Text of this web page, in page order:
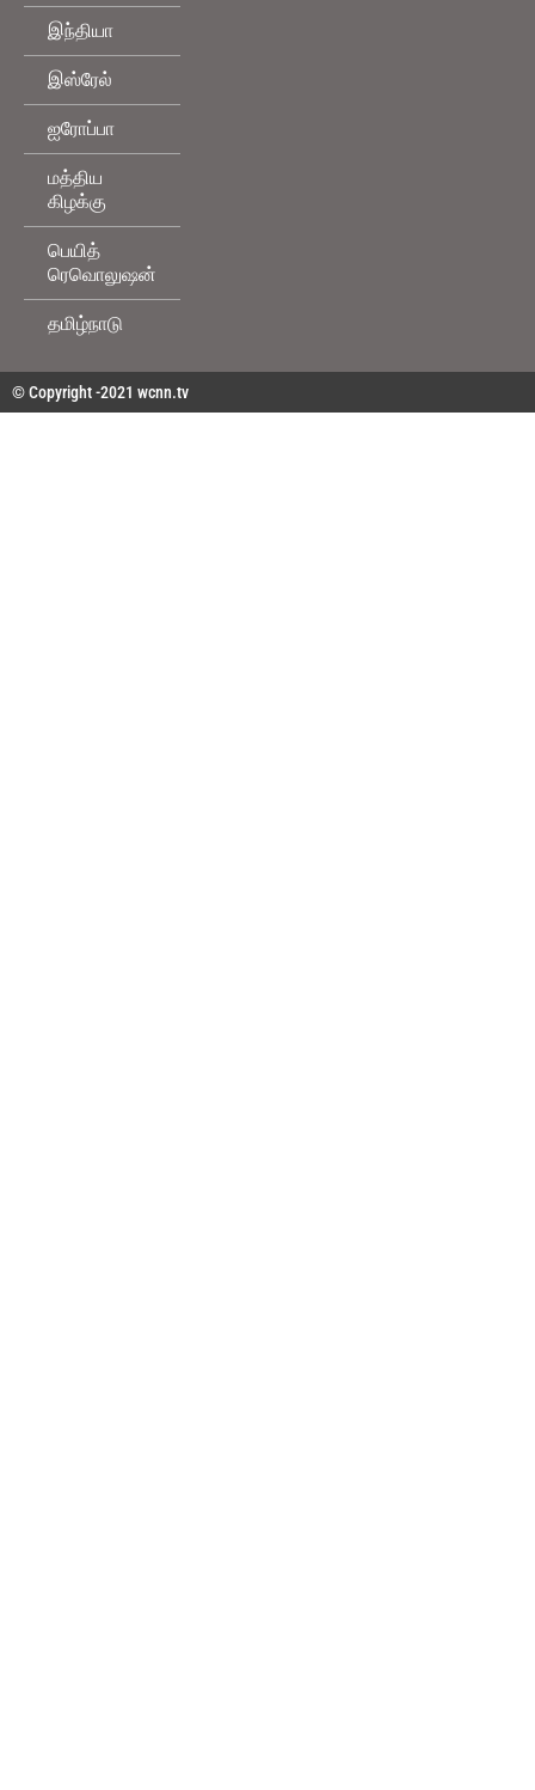
இந்தியா
இஸ்ரேல்
ஐரோப்பா
மத்திய
கிழக்கு
பெயித்
ரெவொலுஷன்
தமிழ்நாடு
© Copyright -2021 wcnn.tv